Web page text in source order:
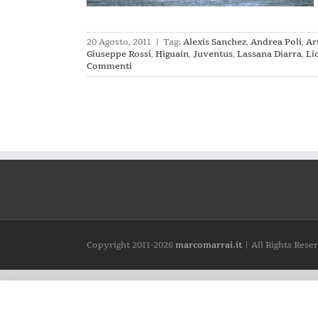
20 Agosto, 2011 | Tag: Alexis Sanchez, Andrea Poli,
Giuseppe Rossi, Higuain, Juventus, Lassana Diarra,
Commenti
Copyright 2011-2026marcomarrai.it | All Rights